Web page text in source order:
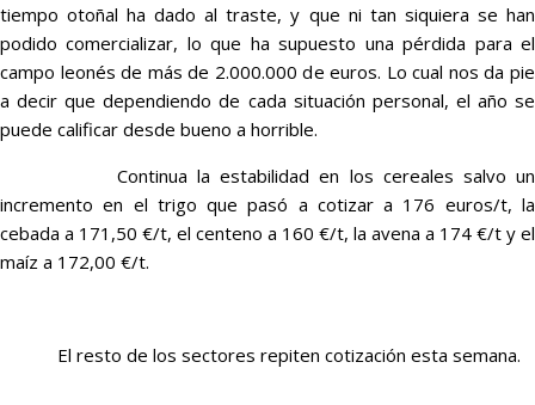
tiempo otoñal ha dado al traste, y que ni tan siquiera se han
podido comercializar, lo que ha supuesto una pérdida para el
campo leonés de más de 2.000.000 de euros. Lo cual nos da pie
a decir que dependiendo de cada situación personal, el año se
puede calificar desde bueno a horrible.
Continua la estabilidad en los cereales salvo un
incremento en el trigo que pasó a cotizar a 176 euros/t, la
cebada a 171,50 €/t, el centeno a 160 €/t, la avena a 174 €/t y el
maíz a 172,00 €/t.
El resto de los sectores repiten cotización esta semana.